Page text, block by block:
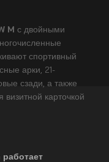
M с двойными
спортивный
арки, 21-
сзади, а также
карточкой